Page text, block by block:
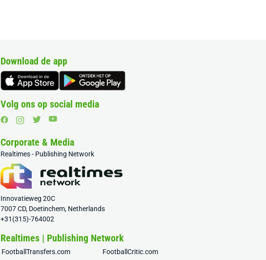
Download de app
Volg ons op social media
Corporate & Media
Realtimes - Publishing Network
Innovatieweg 20C
7007 CD, Doetinchem, Netherlands
+31(315)-764002
Realtimes | Publishing Network
FootballTransfers.com
FootballCritic.com